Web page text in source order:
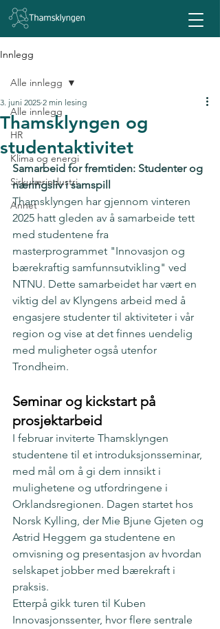
Innlegg
Alle innlegg
HR
Klima og energi
Sirkulærindustri
Annet
Alle innlegg
Thamsklyngen og
studentaktivitet
3. juni 2025 2 min lesing
Samarbeid for fremtiden: Studenter og
næringsliv i samspill
Thamsklyngen har gjennom vinteren
2025 hatt gleden av å samarbeide tett
med studentene fra
masterprogrammet "Innovasjon og
bærekraftig samfunnsutvikling" ved
NTNU. Dette samarbeidet har vært en
viktig del av Klyngens arbeid med å
engasjere studenter til aktiviteter i vår
region og vise at det finnes uendelig
med muligheter også utenfor
Trondheim.
Seminar og kickstart på
prosjektarbeid
I februar inviterte Thamsklyngen
studentene til et introduksjonsseminar,
med mål om å gi dem innsikt i
mulighetene og utfordringene i
Orklandsregionen. Dagen startet hos
Norsk Kylling, der Mie Bjune Gjeten og
Astrid Heggem ga studentene en
omvisning og presentasjon av hvordan
selskapet jobber med bærekraft i
praksis.
Etterpå gikk turen til Kuben
Innovasjonssenter, hvor flere sentrale